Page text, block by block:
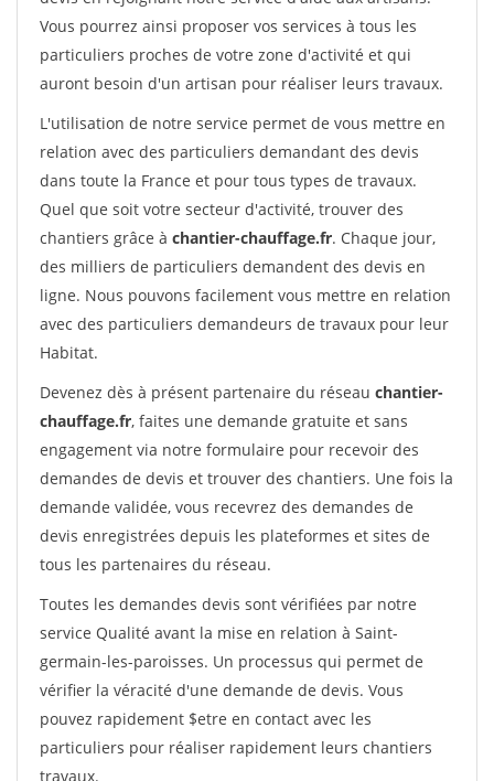
Vous pourrez ainsi proposer vos services à tous les
particuliers proches de votre zone d'activité et qui
auront besoin d'un artisan pour réaliser leurs travaux.
L'utilisation de notre service permet de vous mettre en
relation avec des particuliers demandant des devis
dans toute la France et pour tous types de travaux.
Quel que soit votre secteur d'activité, trouver des
chantiers grâce à chantier-chauffage.fr. Chaque jour,
des milliers de particuliers demandent des devis en
ligne. Nous pouvons facilement vous mettre en relation
avec des particuliers demandeurs de travaux pour leur
Habitat.
Devenez dès à présent partenaire du réseau chantier-
chauffage.fr, faites une demande gratuite et sans
engagement via notre formulaire pour recevoir des
demandes de devis et trouver des chantiers. Une fois la
demande validée, vous recevrez des demandes de
devis enregistrées depuis les plateformes et sites de
tous les partenaires du réseau.
Toutes les demandes devis sont vérifiées par notre
service Qualité avant la mise en relation à Saint-
germain-les-paroisses. Un processus qui permet de
vérifier la véracité d'une demande de devis. Vous
pouvez rapidement $etre en contact avec les
particuliers pour réaliser rapidement leurs chantiers
travaux.